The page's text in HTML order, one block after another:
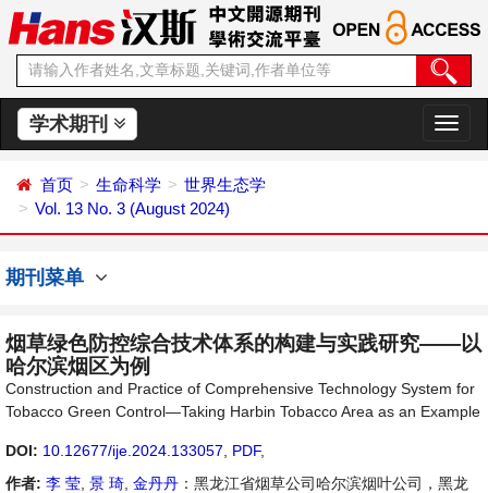
学术期刊
切
换
首页 生命科学
世界生态学
Vol. 13 No. 3 (August 2024)
期刊菜单
烟草绿色防控综合技术体系的构建与实践研究——以
哈尔滨烟区为例
Construction and Practice of Comprehensive Technology System for
Tobacco Green Control—Taking Harbin Tobacco Area as an Example
DOI: 10.12677/ije.2024.133057 PDF,
作者: 李 莹 景 琦 金丹丹 ：黑龙江省烟草公司哈尔滨烟叶公司，黑龙